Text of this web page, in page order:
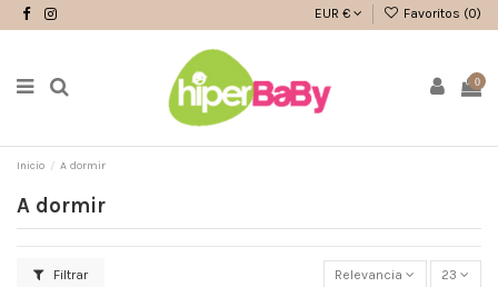
EUR € Favoritos (0)
0
Inicio A dormir
A dormir
Filtrar Relevancia 23